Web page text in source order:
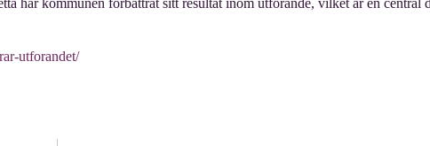
har kommunen förbättrat sitt resultat inom utförande, vilket är en central
utforandet/